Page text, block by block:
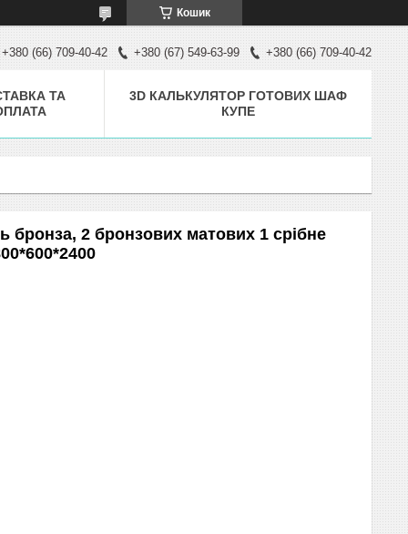
Кошик
+380 (66) 709-40-42 +380 (67) 549-63-99 +380 (66) 709-40-42
ТА
3D КАЛЬКУЛЯТОР ГОТОВИХ ШАФ
КУПЕ
2 бронзових матових 1 срібне